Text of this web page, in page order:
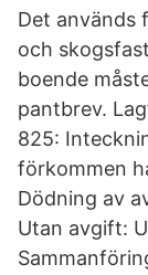
Det används
och
boende
pantbrev.
825:
förkommen
Dödning av
Utan avgift: